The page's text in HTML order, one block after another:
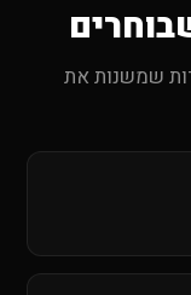
שמשנות את